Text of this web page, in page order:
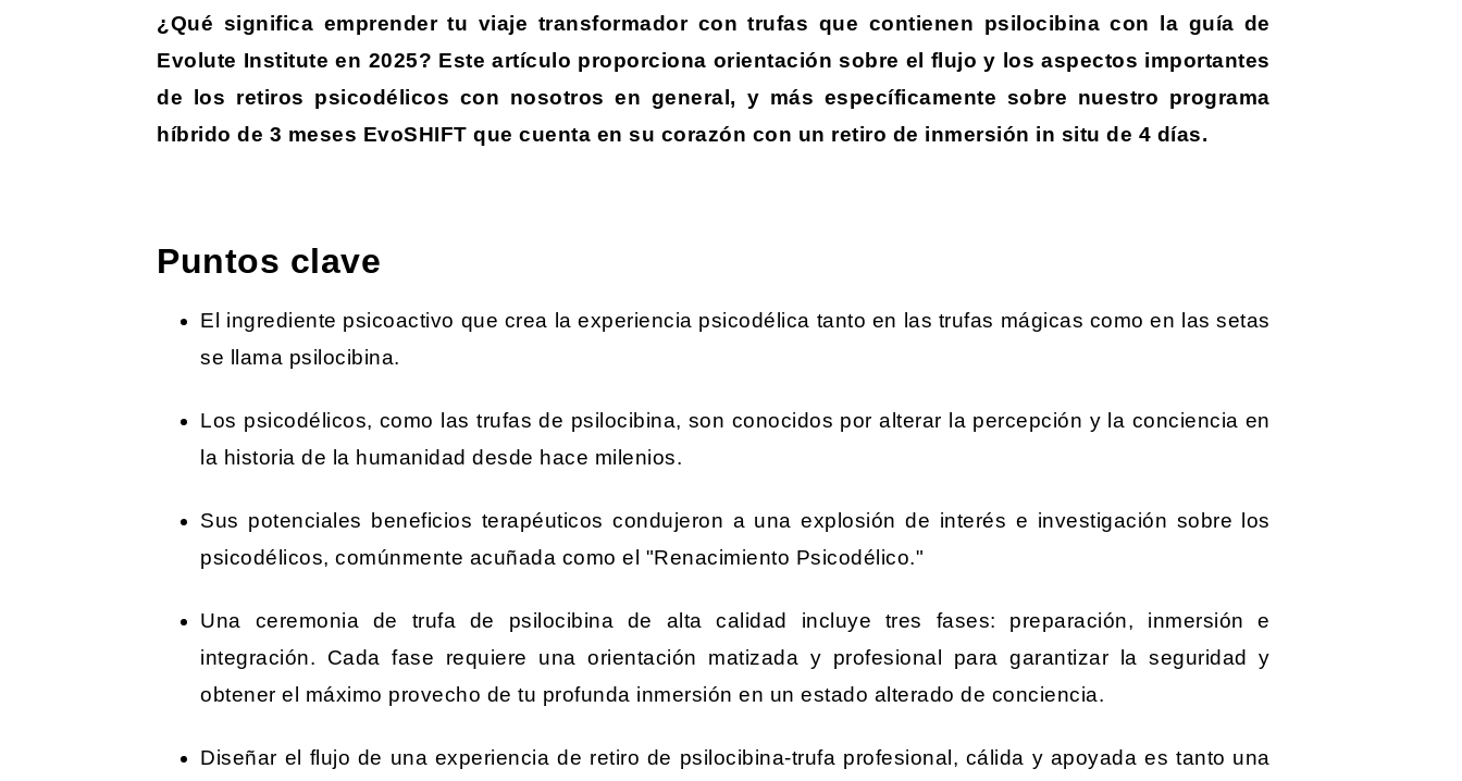
¿Qué significa emprender tu viaje transformador con trufas que contienen psilocibina con la guía de
Evolute Institute en 2025? Este artículo proporciona orientación sobre el flujo y los aspectos importantes
de los retiros psicodélicos con nosotros en general, y más específicamente sobre nuestro programa
híbrido de 3 meses EvoSHIFT que cuenta en su corazón con un retiro de inmersión in situ de 4 días.
Puntos clave
El ingrediente psicoactivo que crea la experiencia psicodélica tanto en las trufas mágicas como en las setas
se llama psilocibina.
Los psicodélicos, como las trufas de psilocibina, son conocidos por alterar la percepción y la conciencia en
la historia de la humanidad desde hace milenios.
Sus potenciales beneficios terapéuticos condujeron a una explosión de interés e investigación sobre los
psicodélicos, comúnmente acuñada como el "Renacimiento Psicodélico."
Una ceremonia de trufa de psilocibina de alta calidad incluye tres fases: preparación, inmersión e
integración. Cada fase requiere una orientación matizada y profesional para garantizar la seguridad y
obtener el máximo provecho de tu profunda inmersión en un estado alterado de conciencia.
Diseñar el flujo de una experiencia de retiro de psilocibina-trufa profesional, cálida y apoyada es tanto una